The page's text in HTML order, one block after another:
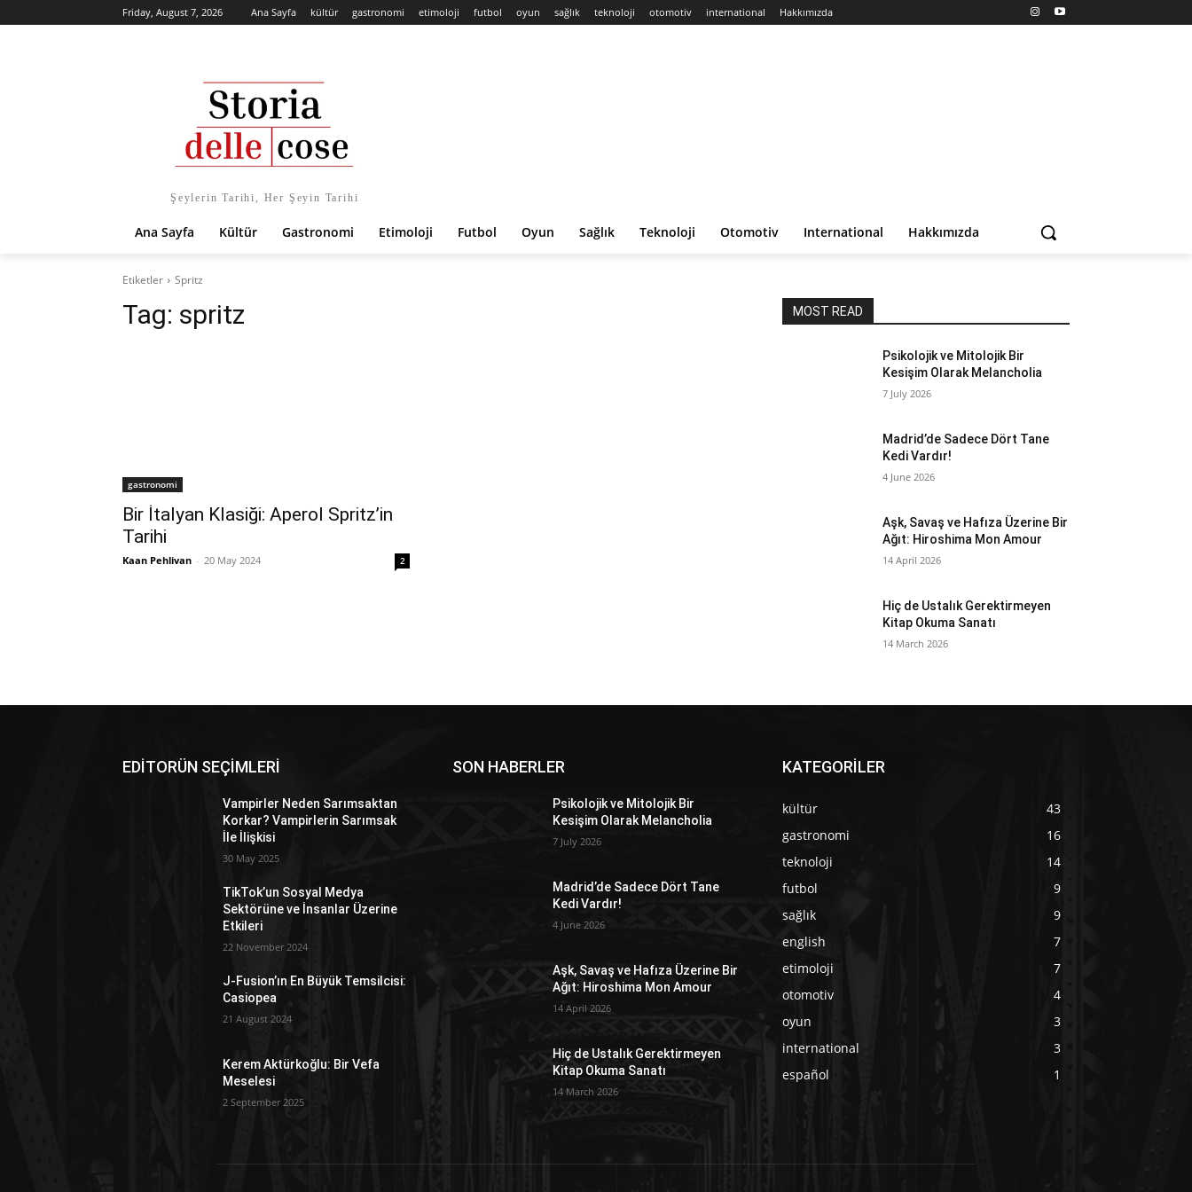
Friday, August 7, 2026 Ana Sayfa kültür gastronomi etimoloji futbol oyun sağlık teknoloji otomotiv international Hakkımızda
Şeylerin Tarihi, Her Şeyin Tarihi
Ana Sayfa Kültür Gastronomi Etimoloji Futbol Oyun Sağlık Teknoloji Otomotiv International Hakkımızda
Etiketler Spritz
Tag: spritz
gastronomi
Bir İtalyan Klasiği: Aperol Spritz’in
Tarihi
Kaan Pehlivan - 20 May 2024 2
MOST READ
Psikolojik ve Mitolojik Bir
Kesişim Olarak Melancholia
7 July 2026
Madrid’de Sadece Dört Tane
Kedi Vardır!
4 June 2026
Aşk, Savaş ve Hafıza Üzerine Bir
Ağıt: Hiroshima Mon Amour
14 April 2026
Hiç de Ustalık Gerektirmeyen
Kitap Okuma Sanatı
14 March 2026
EDİTORÜN SEÇİMLERİ
Vampirler Neden Sarımsaktan
Korkar? Vampirlerin Sarımsak
İle İlişkisi
30 May 2025
TikTok’un Sosyal Medya
Sektörüne ve İnsanlar Üzerine
Etkileri
22 November 2024
J-Fusion’ın En Büyük Temsilcisi:
Casiopea
21 August 2024
Kerem Aktürkoğlu: Bir Vefa
Meselesi
2 September 2025
SON HABERLER
Psikolojik ve Mitolojik Bir
Kesişim Olarak Melancholia
7 July 2026
Madrid’de Sadece Dört Tane
Kedi Vardır!
4 June 2026
Aşk, Savaş ve Hafıza Üzerine Bir
Ağıt: Hiroshima Mon Amour
14 April 2026
Hiç de Ustalık Gerektirmeyen
Kitap Okuma Sanatı
14 March 2026
KATEGORİLER
kültür
43
gastronomi
16
teknoloji
14
futbol
9
sağlık
9
english
7
etimoloji
7
otomotiv
4
oyun
3
international
3
español
1